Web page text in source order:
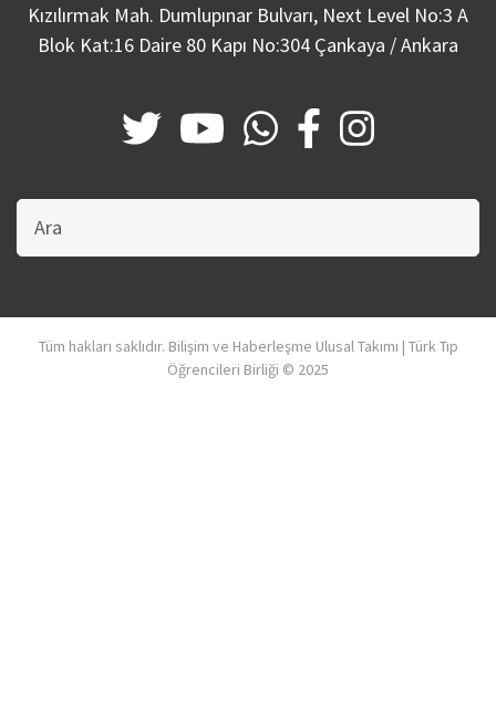
Kızılırmak Mah. Dumlupınar Bulvarı, Next Level No:3 A
Blok Kat:16 Daire 80 Kapı No:304 Çankaya / Ankara
Bu
sitede
ara
Tüm hakları saklıdır. Bilişim ve Haberleşme Ulusal Takımı | Türk Tıp
Öğrencileri Birliği © 2025